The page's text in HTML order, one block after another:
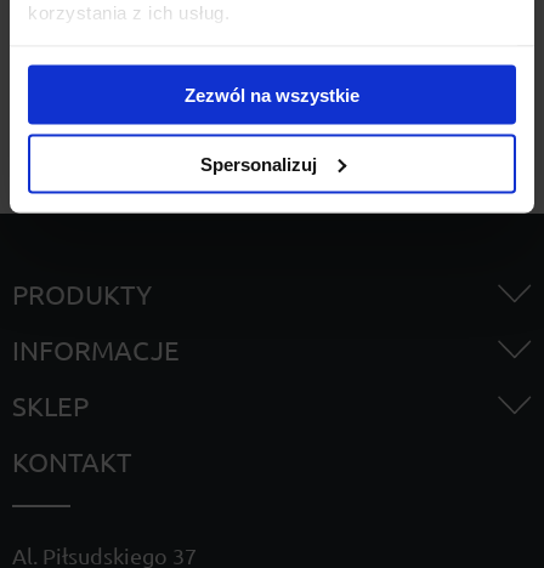
korzystania z ich usług.
Zezwól na wszystkie
Spersonalizuj
Szukaj
PRODUKTY
INFORMACJE
SKLEP
KONTAKT
Al. Piłsudskiego 37